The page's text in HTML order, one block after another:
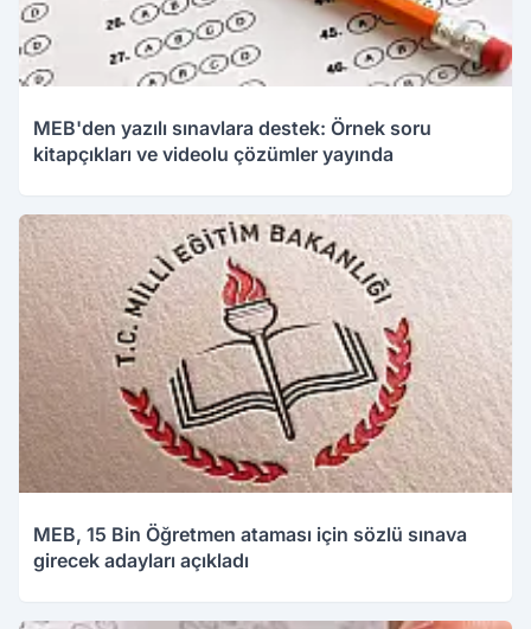
MEB'den yazılı sınavlara destek: Örnek soru
kitapçıkları ve videolu çözümler yayında
MEB, 15 Bin Öğretmen ataması için sözlü sınava
girecek adayları açıkladı